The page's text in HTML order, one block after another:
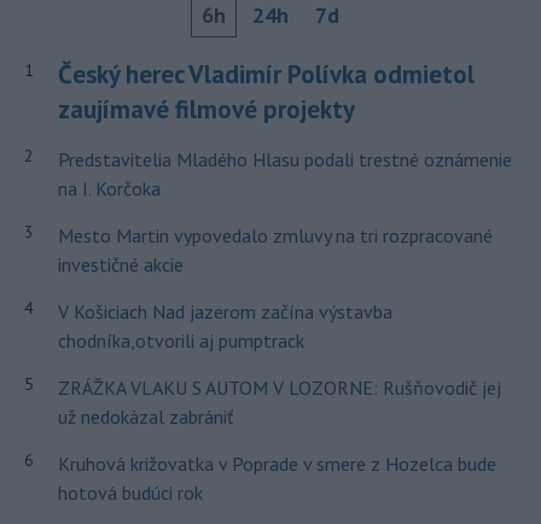
6h 24h 7d
1
Český herec Vladimír Polívka odmietol
zaujímavé filmové projekty
2
Predstavitelia Mladého Hlasu podali trestné oznámenie
na I. Korčoka
3
Mesto Martin vypovedalo zmluvy na tri rozpracované
investičné akcie
4
V Košiciach Nad jazerom začína výstavba
chodníka,otvorili aj pumptrack
5
ZRÁŽKA VLAKU S AUTOM V LOZORNE: Rušňovodič jej
už nedokázal zabrániť
6
Kruhová križovatka v Poprade v smere z Hozelca bude
hotová budúci rok